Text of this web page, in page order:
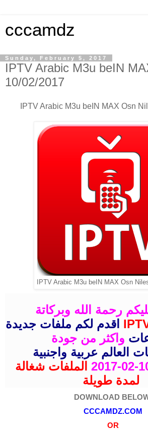
cccamdz
Sunday, February 5, 2017
IPTV Arabic M3u beIN
10/02/2017
IPTV Arabic M3u beIN MAX Osn
IPTV Arabic M3u beIN MAX Osn
رحمة الله وبركاتة
واكثر من جودة
العالم عربية واجنبية
10-
الملفات شغالة
DOWNLOAD
CCCAMDZ.COM
OR